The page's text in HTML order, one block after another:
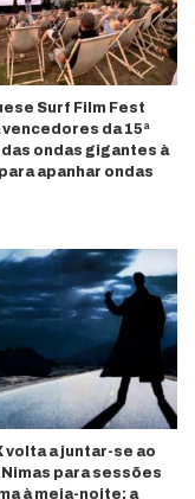
Surf Film Fest
vencedores da 15ª
ondas gigantes à
apanhar ondas
volta a juntar-se ao
Nimas para sessões
à meia-noite: a